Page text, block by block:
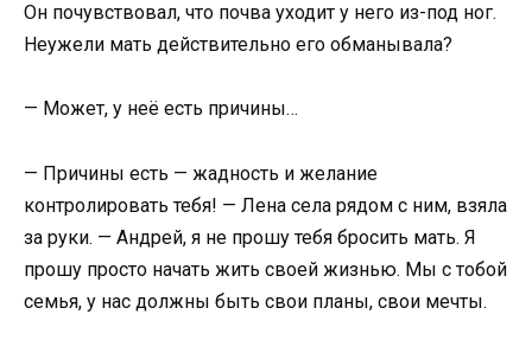
Он почувствовал, что почва уходит у него из-под ног.
Неужели мать действительно его обманывала?
— Может, у неё есть причины…
— Причины есть — жадность и желание
контролировать тебя! — Лена села рядом с ним, взяла
за руки. — Андрей, я не прошу тебя бросить мать. Я
прошу просто начать жить своей жизнью. Мы с тобой
семья, у нас должны быть свои планы, свои мечты.